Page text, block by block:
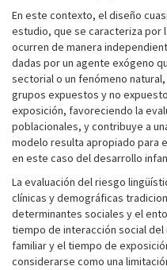
En este contexto, el diseño
estudio, que se caracteriza por
ocurren de manera
dadas por un agente exógeno
sectorial o un fenómeno
grupos expuestos y no
exposición, favoreciendo la
poblacionales, y contribuye a
modelo resulta apropiado para
en este caso del desarrollo
La evaluación del riesgo
clínicas y demográficas
determinantes sociales y el
tiempo de interacción social del
familiar y el tiempo de
considerarse como una